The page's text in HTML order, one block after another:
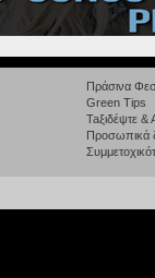
Πράσινα
Green Tips
Taξιδέψτε
Προσωπικά